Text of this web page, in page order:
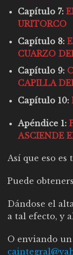
Capítulo 7:
URITORCO
Capítulo 8:
CUARZO
Capítulo 9:
CAPILLA
Capítulo 10:
Apéndice 1:
ASCIENDE
Así que eso es
Puede
Dándose el
a tal efecto, y
O enviando